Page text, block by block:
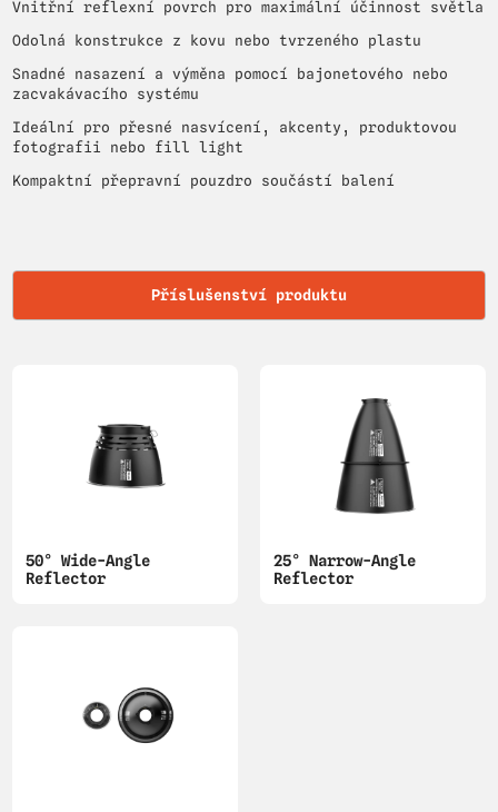
Vnitřní reflexní povrch pro maximální účinnost světla
Odolná konstrukce z kovu nebo tvrzeného plastu
Snadné nasazení a výměna pomocí bajonetového nebo
zacvakávacího systému
Ideální pro přesné nasvícení, akcenty, produktovou
fotografii nebo fill light
Kompaktní přepravní pouzdro součástí balení
Příslušenství produktu
50° Wide-Angle
Reflector
25° Narrow-Angle
Reflector